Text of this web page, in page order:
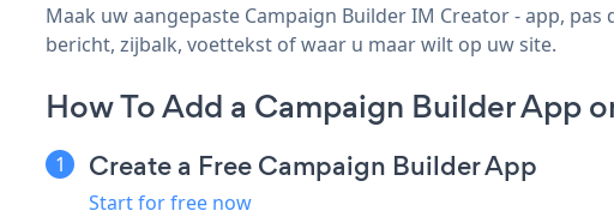
Maak uw aangepaste Campaign Builder IM Creator - app,
bericht, zijbalk, voettekst of waar u maar wilt op uw site.
How To Add a Campaign Builder App
Create a Free Campaign Builder App
Start for free now